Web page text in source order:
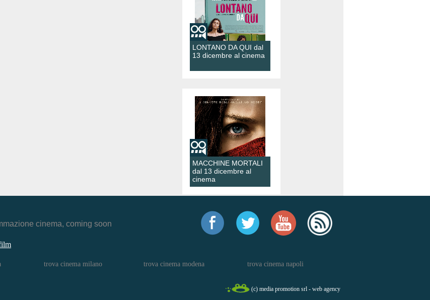
LONTANO DA QUI dal
13 dicembre al cinema
MACCHINE MORTALI
dal 13 dicembre al
cinema
cinema, coming soon
trova cinema milano trova cinema modena trova cinema napoli
(c) media promotion srl - web agency